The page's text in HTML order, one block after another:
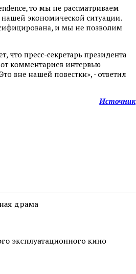
то мы не рассматриваем
экономической ситуации.
и мы не позволим
пресс-секретарь президента
комментариев интервью
вне нашей повестки», - ответил
Источник
драма
эксплуатационного кино